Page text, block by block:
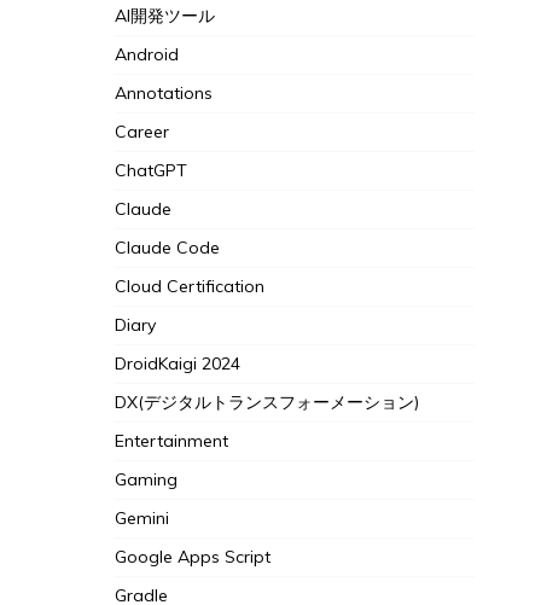
AI開発ツール
Android
Annotations
Career
ChatGPT
Claude
Claude Code
Cloud Certification
Diary
DroidKaigi 2024
DX(デジタルトランスフォーメーション)
Entertainment
Gaming
Gemini
Google Apps Script
Gradle